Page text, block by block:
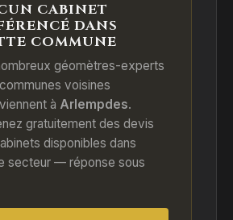
CABINET
DANS
COMMUNE
géomètres-experts
voisines
à Arlempdes.
gratuitement des devis
disponibles dans
secteur — réponse sous